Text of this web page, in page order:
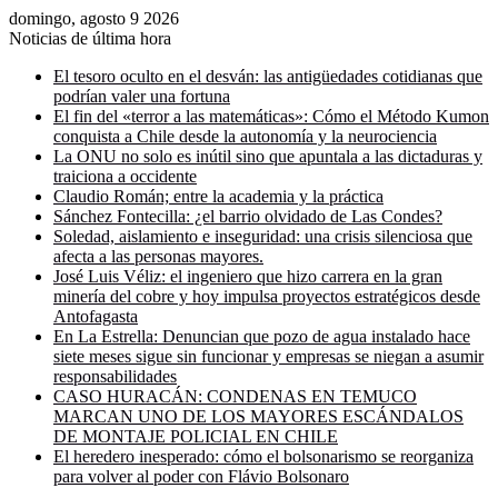
domingo, agosto 9 2026
Noticias de última hora
El tesoro oculto en el desván: las antigüedades cotidianas que
podrían valer una fortuna
El fin del «terror a las matemáticas»: Cómo el Método Kumon
conquista a Chile desde la autonomía y la neurociencia
La ONU no solo es inútil sino que apuntala a las dictaduras y
traiciona a occidente
Claudio Román; entre la academia y la práctica
Sánchez Fontecilla: ¿el barrio olvidado de Las Condes?
Soledad, aislamiento e inseguridad: una crisis silenciosa que
afecta a las personas mayores.
José Luis Véliz: el ingeniero que hizo carrera en la gran
minería del cobre y hoy impulsa proyectos estratégicos desde
Antofagasta
En La Estrella: Denuncian que pozo de agua instalado hace
siete meses sigue sin funcionar y empresas se niegan a asumir
responsabilidades
CASO HURACÁN: CONDENAS EN TEMUCO
MARCAN UNO DE LOS MAYORES ESCÁNDALOS
DE MONTAJE POLICIAL EN CHILE
El heredero inesperado: cómo el bolsonarismo se reorganiza
para volver al poder con Flávio Bolsonaro